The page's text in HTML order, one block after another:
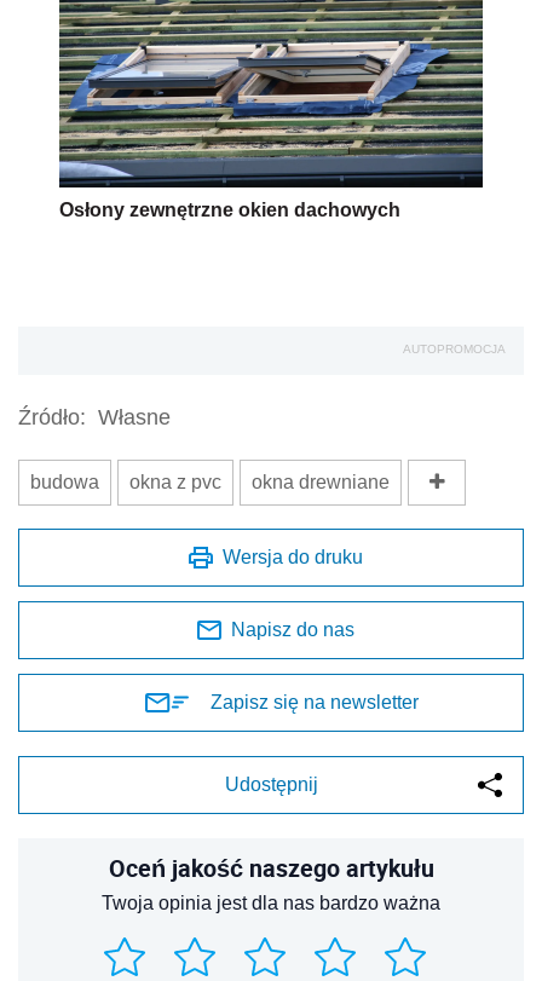
Osłony zewnętrzne okien dachowych
AUTOPROMOCJA
Źródło: Własne
budowa okna z pvc okna drewniane
Wersja do druku
Napisz do nas
Zapisz się na newsletter
Udostępnij
Oceń jakość naszego artykułu
Twoja opinia jest dla nas bardzo ważna